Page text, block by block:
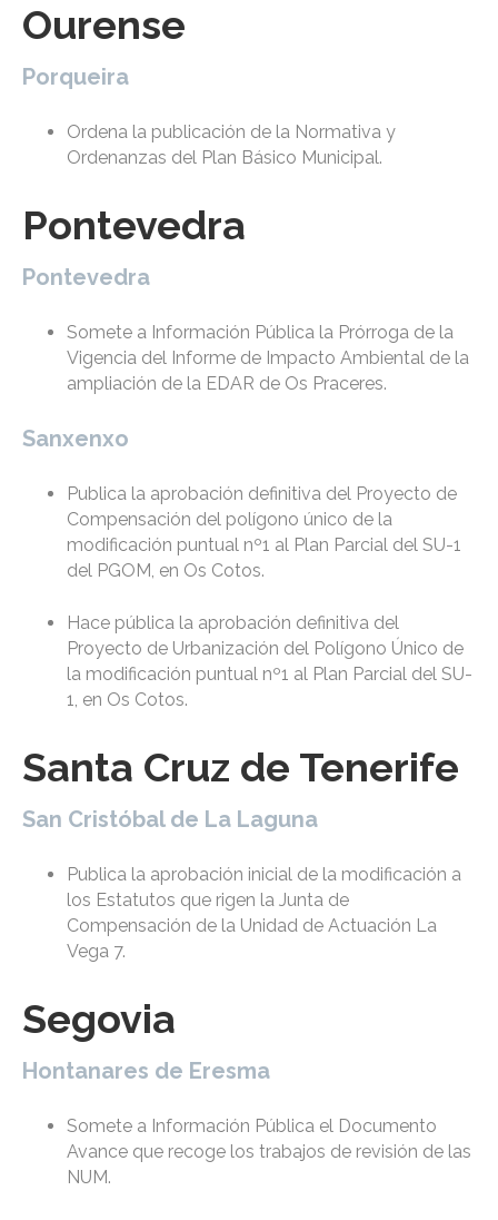
Ourense
Porqueira
Ordena la publicación de la Normativa y
Ordenanzas del Plan Básico Municipal.
Pontevedra
Pontevedra
Somete a Información Pública la Prórroga de la
Vigencia del Informe de Impacto Ambiental de la
ampliación de la EDAR de Os Praceres.
Sanxenxo
Publica la aprobación definitiva del Proyecto de
Compensación del polígono único de la
modificación puntual nº1 al Plan Parcial del SU-1
del PGOM, en Os Cotos.
Hace pública la aprobación definitiva del
Proyecto de Urbanización del Polígono Único de
la modificación puntual nº1 al Plan Parcial del SU-
1, en Os Cotos.
Santa Cruz de Tenerife
San Cristóbal de La Laguna
Publica la aprobación inicial de la modificación a
los Estatutos que rigen la Junta de
Compensación de la Unidad de Actuación La
Vega 7.
Segovia
Hontanares de Eresma
Somete a Información Pública el Documento
Avance que recoge los trabajos de revisión de las
NUM.